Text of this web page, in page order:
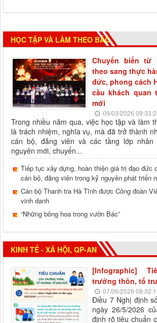
HỌC TẬP VÀ LÀM THEO BÁC
Chuyển biến từ
theo sang thực
đức, phong cách
cầu khách quan
mới
09/03/2026
Trong nhiều năm qua, việc học tập và làm
là trách nhiệm, nghĩa vụ, mà đã trở thành
cán bộ, đảng viên và các tầng lớp
nguyên mới, chuyển...
Tiếp tục xây dựng, hoàn thiện giá trị đạo đức
cán bộ, đảng viên trong kỷ nguyên phát triển
Cán bộ Thanh tra Hà Tĩnh được Công đoàn
vinh danh
“Những bông hoa trong vườn Bác”
KINH TẾ - XÃ HỘI, QP-AN
[Infographic]
trưởng thôn, tổ
07/06/2026
Điều 7 Nghị định
ngày 26/5/2026
định rõ tiêu chuẩn